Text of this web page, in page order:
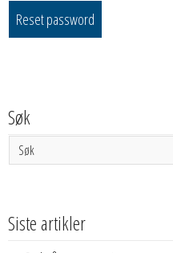
Reset password
Søk
Siste artikler